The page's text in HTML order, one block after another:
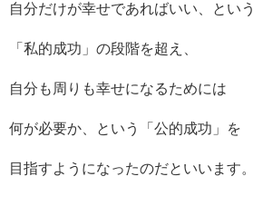
自分だけが幸せであればいい、という
「私的成功」の段階を超え、
自分も周りも幸せになるためには
何が必要か、という「公的成功」を
目指すようになったのだといいます。